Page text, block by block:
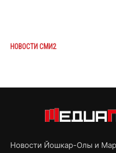
НОВОСТИ СМИ2
Новости Йошкар-Олы и